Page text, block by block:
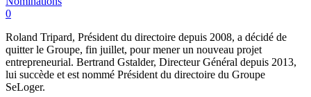
0
Roland Tripard, Président du directoire depuis 2008, a décidé de
quitter le Groupe, fin juillet, pour mener un nouveau projet
entrepreneurial. Bertrand Gstalder, Directeur Général depuis 2013,
lui succède et est nommé Président du directoire du Groupe
SeLoger.